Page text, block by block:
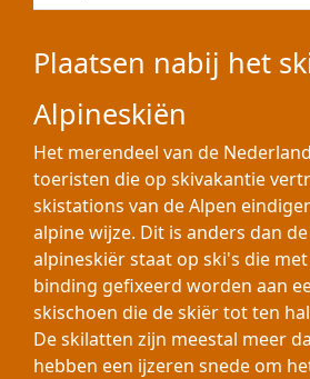
Plaatsen nabij het
Alpineskiën
Het merendeel van de
toeristen die op skivakantie
skistations van de Alpen
alpine wijze. Dit is anders dan
alpineskiër staat op ski's die
binding gefixeerd worden aan
skischoen die de skiër tot ten
De skilatten zijn meestal meer
hebben een ijzeren snede om